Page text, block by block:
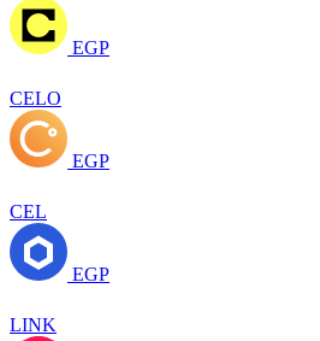
EGP
CELO
EGP
CEL
EGP
LINK